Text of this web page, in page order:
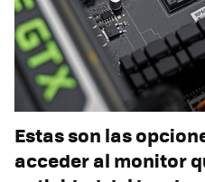
Estas son las
acceder al monitor